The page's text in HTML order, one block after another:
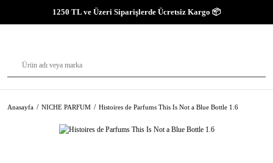
1250 TL ve Üzeri Siparişlerde Ücretsiz Kargo 📦
Anasayfa NICHE PARFUM Histoires de Parfums This Is Not a Blue Bottle 1.6